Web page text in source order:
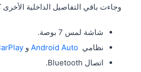
وجاءت باقي التفاصيل الداخلية الأخرى
شاشة لمس 7 بوصة.
نظامي Android Auto و
اتصال Bluetooth.